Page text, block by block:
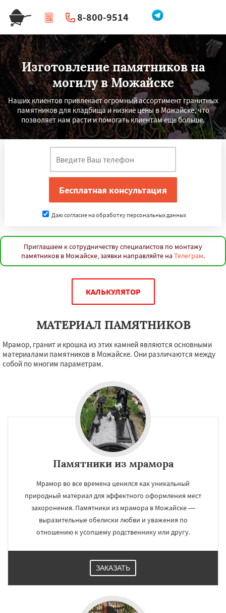
8-800-9514
| Перезвоните мне
Изготовление памятников на
могилу в Можайске
Наших клиентов привлекает огромный ассортимент гранитных
памятников для кладбища и низкие цены в Можайске, что
позволяет нам расти и помогать клиентам еще больше.
Даю согласие на обработку персональных данных
Приглашаем к сотрудничеству специалистов по монтажу
памятников в Можайске, заявки направляйте на Телеграм.
КАЛЬКУЛЯТОР
МАТЕРИАЛ ПАМЯТНИКОВ
Мрамор, гранит и крошка из этих камней являются основными
материалами памятников в Можайске. Они различаются между
собой по многим параметрам.
Памятники из мрамора
Мрамор во все времена ценился как уникальный
природный материал для эффектного оформления мест
захоронения. Памятники из мрамора в Можайске —
выразительные обелиски любви и уважения по
отношению к усопшему родственнику или другу.
ЗАКАЗАТЬ